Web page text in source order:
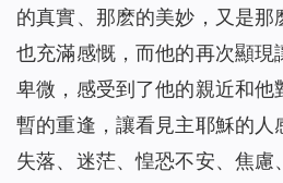
的真實、那麽的美妙，又是
也充滿感慨，而他的再次顯現
卑微，感受到了他的親近和他
暫的重逢，讓看見主耶穌的
失落、迷茫、惶恐不安、焦